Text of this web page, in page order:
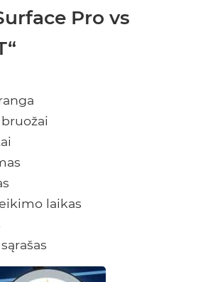
Pro vs
laikas